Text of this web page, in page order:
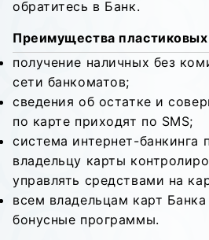
обратитесь в Банк.
Преимущества пластиковых
получение наличных без
сети банкоматов;
сведения об остатке и
по карте приходят по SMS;
система интернет-банкинга
владельцу карты
управлять средствами на
всем владельцам карт
бонусные программы.